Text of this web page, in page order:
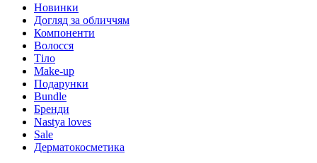
Новинки
Догляд за обличчям
Компоненти
Волосся
Тіло
Make-up
Подарунки
Bundle
Бренди
Nastya loves
Sale
Дерматокосметика